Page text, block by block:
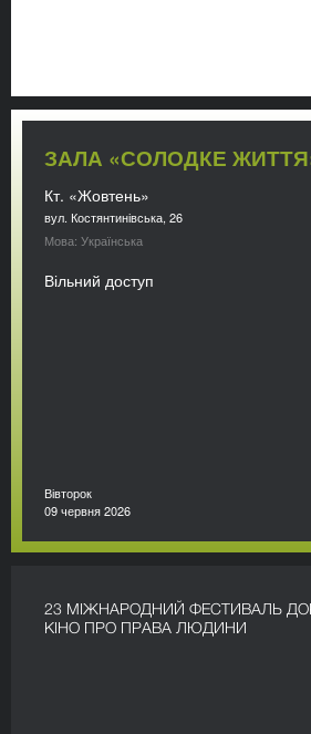
ЗАЛА «СОЛОДКЕ
Кт. «Жовтень»
вул. Костянтинівська, 26
Мова: Українська
Вільний доступ
Вівторок
09 червня 2026
23 МІЖНАРОДНИЙ ФЕСТИВАЛЬ
КІНО ПРО ПРАВА ЛЮДИНИ